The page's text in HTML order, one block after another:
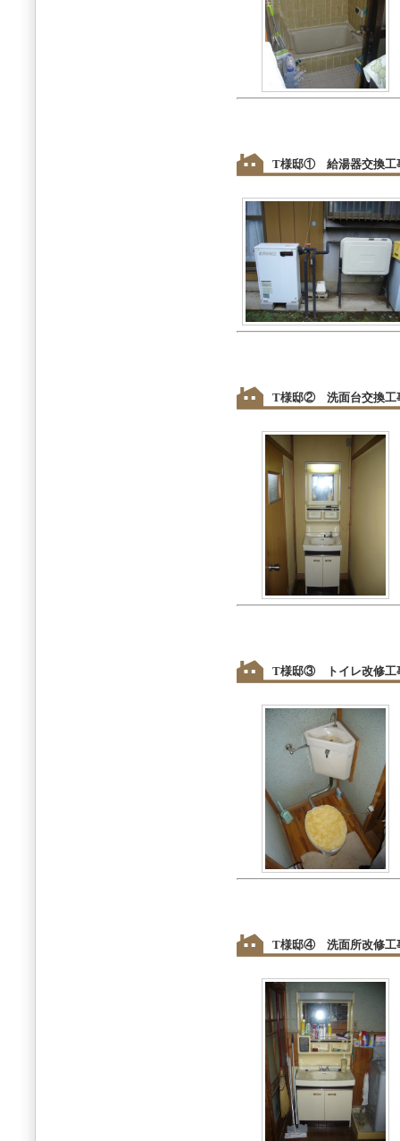
T様邸① 給湯器交換工
T様邸② 洗面台交換工
T様邸③ トイレ改修工
T様邸④ 洗面所改修工